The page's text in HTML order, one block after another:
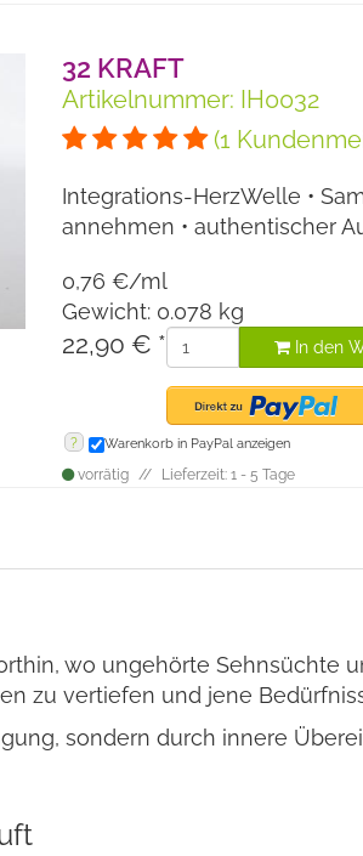
32 KRAFT
Artikelnummer: IH0032
(1
Integrations-HerzWelle •
annehmen • authentischer
0,76 €/ml
Gewicht: 0.078 kg
22,90 € * In den
? Warenkorb in PayPal anzeigen
vorrätig Lieferzeit: 1 - 5 Tage
wo ungehörte Sehnsüchte
zu vertiefen und jene
sondern durch innere